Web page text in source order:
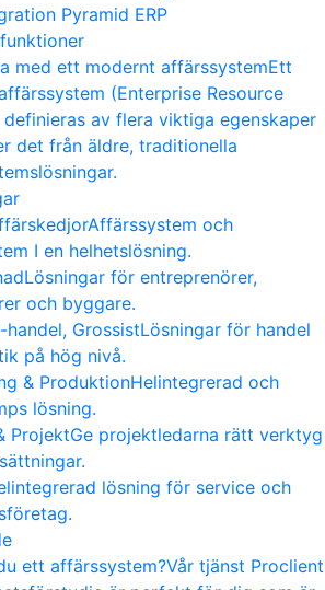
Pyramid ERP
med ett modernt affärssystemEtt
(Enterprise Resource
definieras av flera viktiga egenskaper
det från äldre, traditionella
Affärssystem och
I en helhetslösning.
Lösningar för entreprenörer,
och byggare.
handel, GrossistLösningar för handel
på hög nivå.
& ProduktionHelintegrerad och
lösning.
ProjektGe projektledarna rätt verktyg
lösning för service och
ett affärssystem?Vår tjänst Proclient